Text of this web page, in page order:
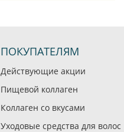
ПОКУПАТЕЛЯМ
Действующие акции
Пищевой коллаген
Коллаген со вкусами
Уходовые средства для волос